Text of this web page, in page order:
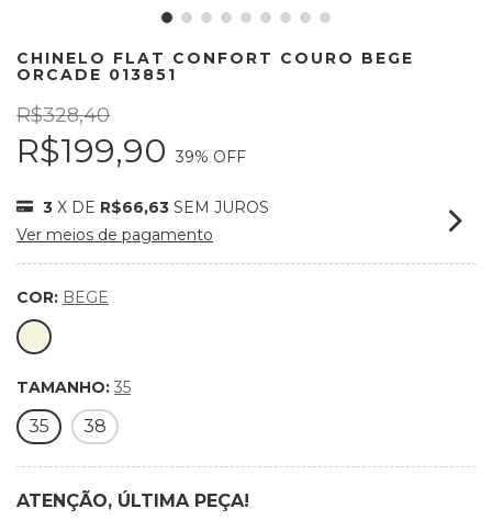
CHINELO FLAT CONFORT COURO BEGE
ORCADE 013851
R$328,40
R$199,90 39% OFF
3 X DE R$66,63 SEM JUROS
Ver meios de pagamento
COR: BEGE
TAMANHO: 35
35 38
ATENÇÃO, ÚLTIMA PEÇA!